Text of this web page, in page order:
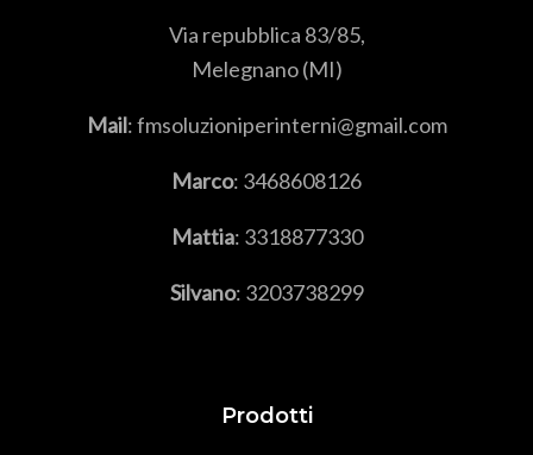
Via repubblica 83/85,
Melegnano (MI)
Mail: fmsoluzioniperinterni@gmail.com
Marco: 3468608126
Mattia: 3318877330
Silvano: 3203738299
Prodotti